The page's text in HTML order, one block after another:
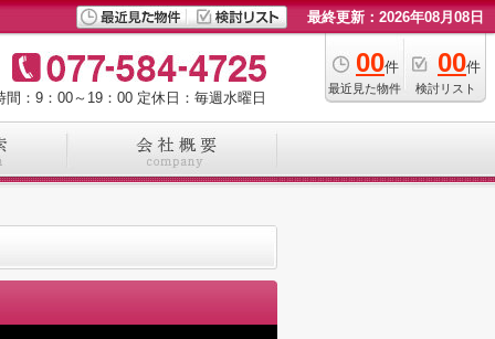
最終更新：2026年08月08日
00件
最近見た物件
00件
検討リスト
間：9：00～19：00 定休日：毎週水曜日